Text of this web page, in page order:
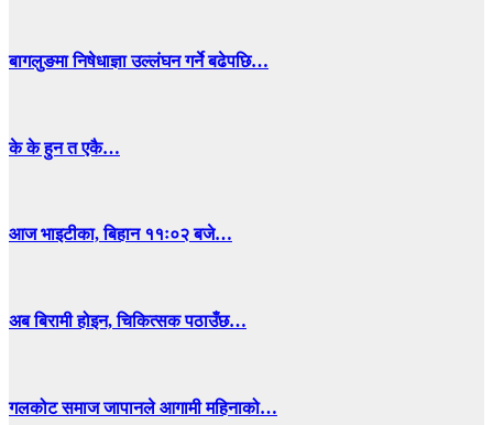
बागलुङमा निषेधाज्ञा उल्लंघन गर्ने बढेपछि…
के के हुन त एकै…
आज भाइटीका, बिहान ११ः०२ बजे…
अब बिरामी होइन, चिकित्सक पठाउँछ…
गलकोट समाज जापानले आगामी महिनाको…